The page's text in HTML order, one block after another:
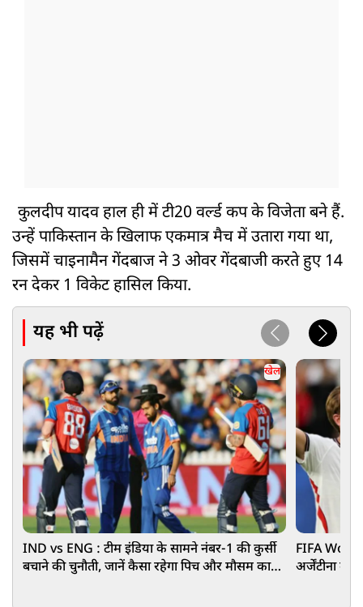
कुलदीप यादव हाल ही में टी20 वर्ल्ड कप के विजेता बने हैं.
उन्हें पाकिस्तान के खिलाफ एकमात्र मैच में उतारा गया था,
जिसमें चाइनामैन गेंदबाज ने 3 ओवर गेंदबाजी करते हुए 14
रन देकर 1 विकेट हासिल किया.
यह भी पढ़ें
खेल
IND vs ENG : टीम इंडिया के सामने नंबर-1 की कुर्सी
बचाने की चुनौती, जानें कैसा रहेगा पिच और मौसम का
FIFA
अर्जेंटीना में